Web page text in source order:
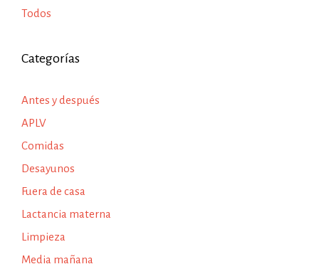
Todos
Categorías
Antes y después
APLV
Comidas
Desayunos
Fuera de casa
Lactancia materna
Limpieza
Media mañana